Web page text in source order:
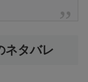
ネタバレ